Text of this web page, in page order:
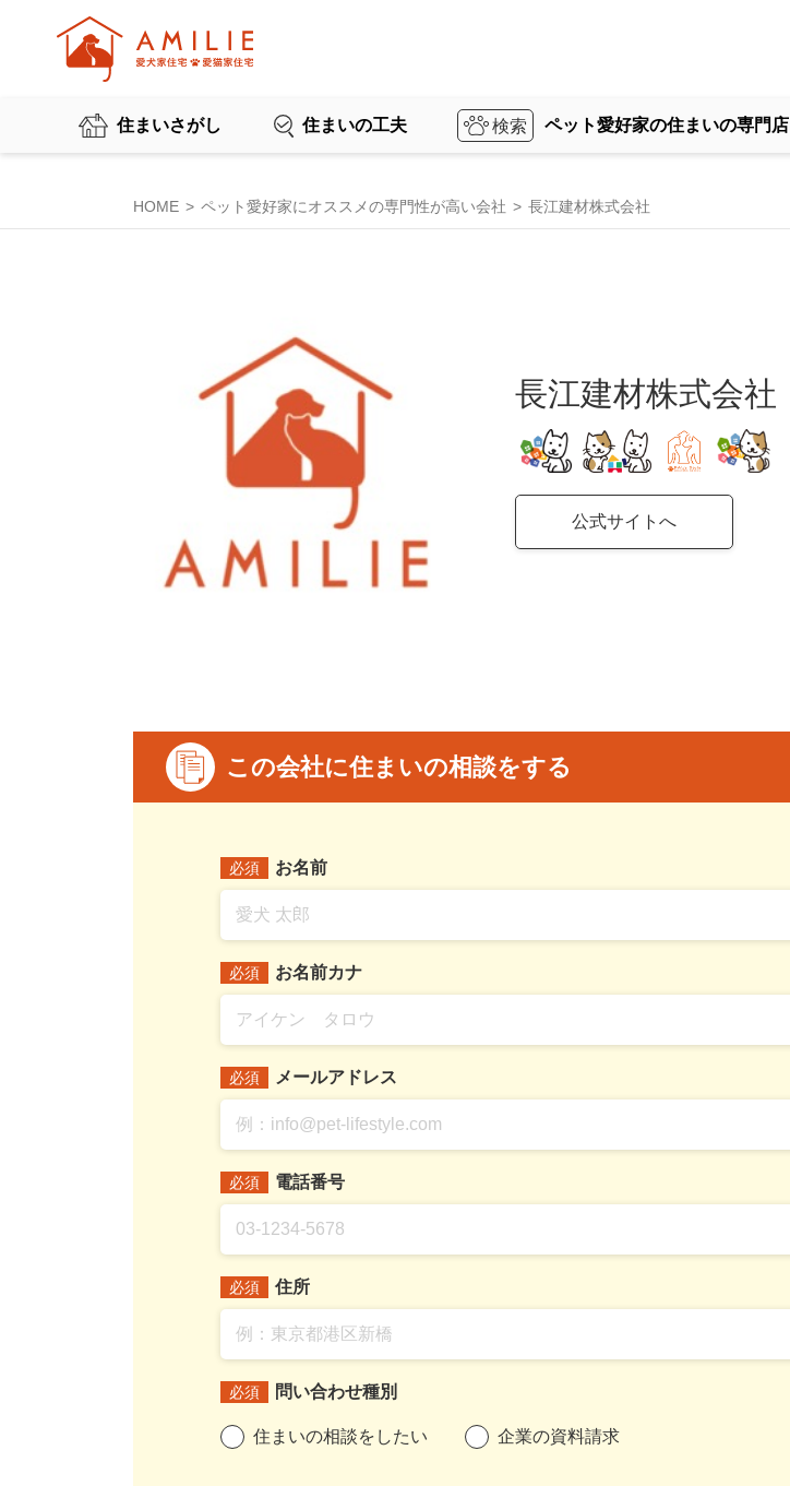
住まいさがし 住まいの工夫 ペット愛好家の住まいの専門店
HOME ペット愛好家にオススメの専門性が高い会社 長江建材株式会社
長江建材株式会社
公式サイトへ
この会社に住まいの相談をする
必須 お名前
必須 お名前カナ
必須 メールアドレス
必須 電話番号
必須 住所
必須 問い合わせ種別
住まいの相談をしたい 企業の資料請求